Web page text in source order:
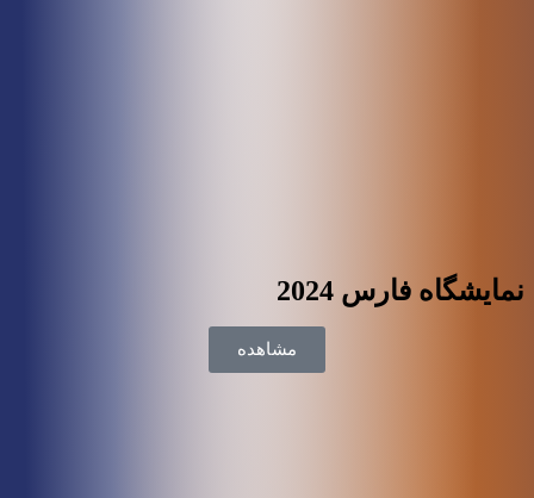
نمایشگاه فارس 2024
مشاهده